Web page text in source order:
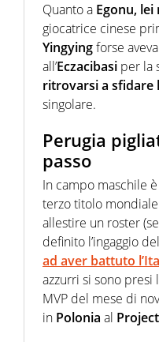
Quanto a Egonu, lei
giocatrice cinese
Yingyingforse
all’Eczacibasi per la
ritrovarsi a sfidare
singolare.
Perugia
passo
In campo maschile è
terzo titolo
allestire un roster
definito l’ingaggio
ad aver battuto
azzurri si sono presi
MVP del mese di
in Polonia al